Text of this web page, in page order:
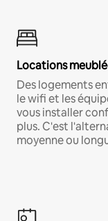
Locations
Des logements
le wifi et les
vous installer
plus. C'est
moyenne ou